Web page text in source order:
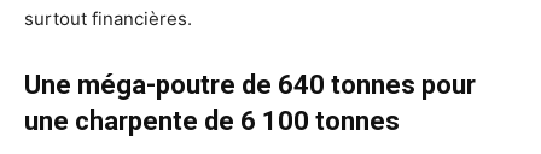
surtout financières.
Une méga-poutre de 640 tonnes pour
une charpente de 6 100 tonnes